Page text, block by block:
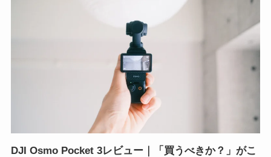
DJI Osmo Pocket 3レビュー｜「買うべきか？」がこ